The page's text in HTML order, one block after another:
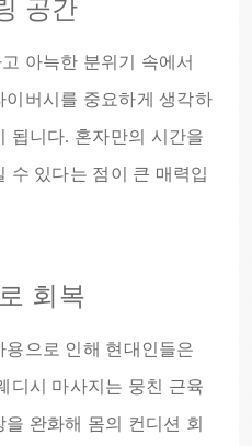
공간
아늑한 분위기 속에서
버시를 중요하게 생각하
됩니다. 혼자만의 시간을
수 있다는 점이 큰 매력입
회복
으로 인해 현대인들은
디시 마사지는 뭉친 근육
완화해 몸의 컨디션 회